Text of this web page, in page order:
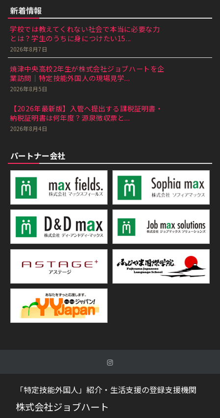
新着情報
学校では教えてくれない社会で本当に必要な力
とは？学生のうちに身につけたい15...
2026年8月7日
焼津中央高校2年生が株式会社ジョブハートを企
業訪問｜特定技能外国人の現場見学...
2026年8月5日
【2026年最新版】入管へ提出する課税証明書・
納税証明書は何年度？源泉徴収票と...
2026年8月4日
パートナー会社
「特定技能外国人」紹介・生活支援の登録支援機関
株式会社ジョブハート